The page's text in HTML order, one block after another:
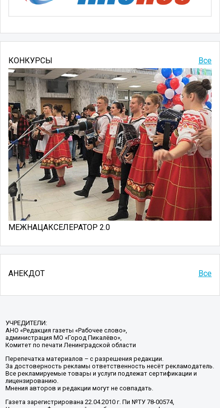
Все
КОНКУРСЫ
МЕЖНАЦАКСЕЛЕРАТОР 2.0
АНЕКДОТ Все
УЧРЕДИТЕЛИ:
АНО «Редакция газеты «Рабочее слово»,
администрация МО «Город Пикалёво»,
Комитет по печати Ленинградской области
Перепечатка материалов – с разрешения редакции.
За достоверность рекламы ответственность несёт рекламодатель.
Все рекламируемые товары и услуги подлежат сертификации и
лицензированию.
Мнения авторов и редакции могут не совпадать.
Газета зарегистрирована 22.04.2010 г. Пи №ТУ 78-00574,